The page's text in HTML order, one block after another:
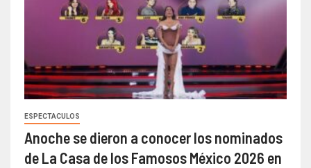
ESPECTACULOS
Anoche se dieron a conocer los nominados
de La Casa de los Famosos México 2026 en